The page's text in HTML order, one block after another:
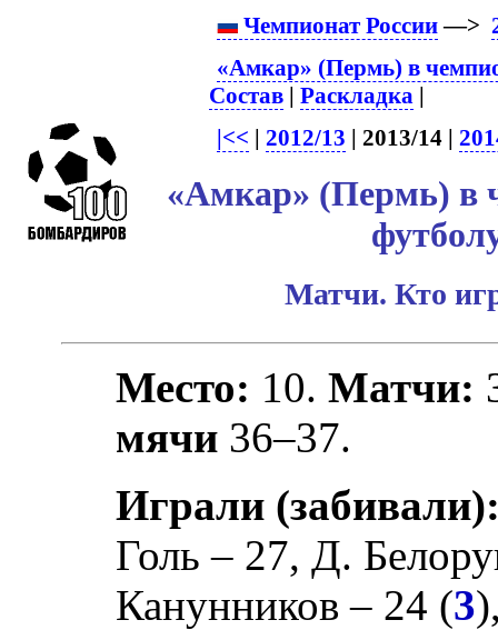
Чемпионат России—>
«Амкар» (Пермь) в
Состав |Раскладка |
|<< | 2012/13 | 2013/14 |
«Амкар» (Пермь) в
Матчи. Кто
Место: 10.Матчи:
мячи 36–37.
Играли
Голь – 27,Д.
Канунников – 24 (3